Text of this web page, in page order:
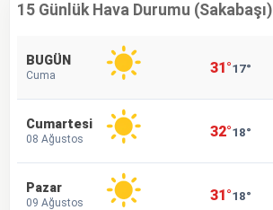
15 Günlük Hava Durumu (Sakabaşı)
BUGÜN
Cuma 31°17°
Cumartesi
08 Ağustos 32°18°
Pazar
09 Ağustos 31°18°